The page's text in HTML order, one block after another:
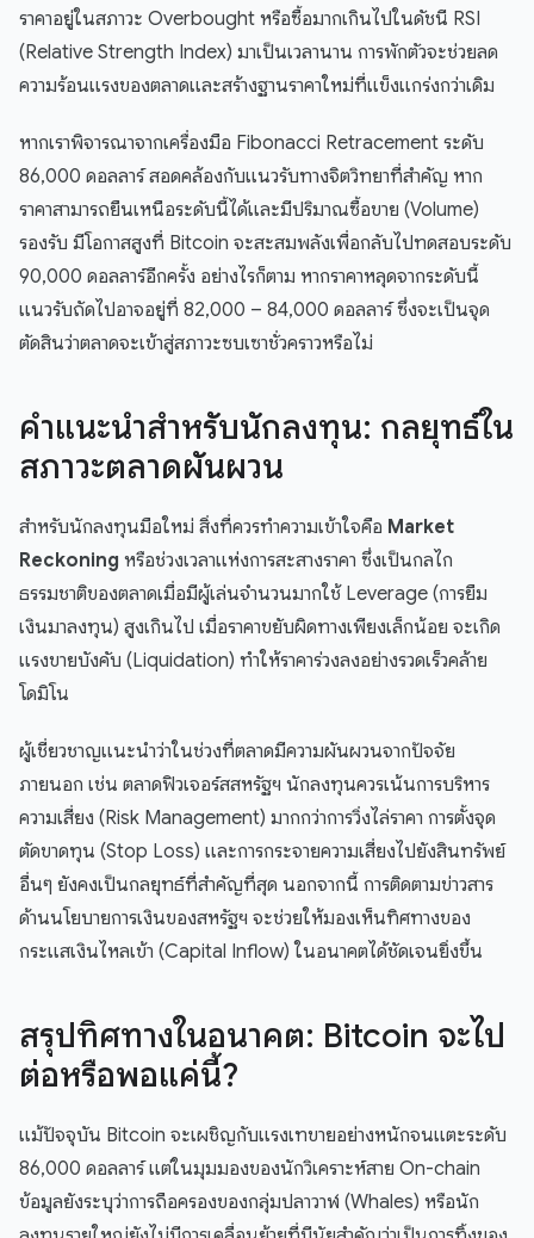
ราคาอยู่ในสภาวะ Overbought หรือซื้อมากเกินไปในดัชนี RSI
(Relative Strength Index) มาเป็นเวลานาน การพักตัวจะช่วยลด
ความร้อนแรงของตลาดและสร้างฐานราคาใหม่ที่แข็งแกร่งกว่าเดิม
หากเราพิจารณาจากเครื่องมือ Fibonacci Retracement ระดับ
86,000 ดอลลาร์ สอดคล้องกับแนวรับทางจิตวิทยาที่สำคัญ หาก
ราคาสามารถยืนเหนือระดับนี้ได้และมีปริมาณซื้อขาย (Volume)
รองรับ มีโอกาสสูงที่ Bitcoin จะสะสมพลังเพื่อกลับไปทดสอบระดับ
90,000 ดอลลาร์อีกครั้ง อย่างไรก็ตาม หากราคาหลุดจากระดับนี้
แนวรับถัดไปอาจอยู่ที่ 82,000 – 84,000 ดอลลาร์ ซึ่งจะเป็นจุด
ตัดสินว่าตลาดจะเข้าสู่สภาวะซบเซาชั่วคราวหรือไม่
คำแนะนำสำหรับนักลงทุน: กลยุทธ์ใน
สภาวะตลาดผันผวน
สำหรับนักลงทุนมือใหม่ สิ่งที่ควรทำความเข้าใจคือ Market
Reckoning หรือช่วงเวลาแห่งการสะสางราคา ซึ่งเป็นกลไก
ธรรมชาติของตลาดเมื่อมีผู้เล่นจำนวนมากใช้ Leverage (การยืม
เงินมาลงทุน) สูงเกินไป เมื่อราคาขยับผิดทางเพียงเล็กน้อย จะเกิด
แรงขายบังคับ (Liquidation) ทำให้ราคาร่วงลงอย่างรวดเร็วคล้าย
โดมิโน
ผู้เชี่ยวชาญแนะนำว่าในช่วงที่ตลาดมีความผันผวนจากปัจจัย
ภายนอก เช่น ตลาดฟิวเจอร์สสหรัฐฯ นักลงทุนควรเน้นการบริหาร
ความเสี่ยง (Risk Management) มากกว่าการวิ่งไล่ราคา การตั้งจุด
ตัดขาดทุน (Stop Loss) และการกระจายความเสี่ยงไปยังสินทรัพย์
อื่นๆ ยังคงเป็นกลยุทธ์ที่สำคัญที่สุด นอกจากนี้ การติดตามข่าวสาร
ด้านนโยบายการเงินของสหรัฐฯ จะช่วยให้มองเห็นทิศทางของ
กระแสเงินไหลเข้า (Capital Inflow) ในอนาคตได้ชัดเจนยิ่งขึ้น
สรุปทิศทางในอนาคต: Bitcoin จะไป
ต่อหรือพอแค่นี้?
แม้ปัจจุบัน Bitcoin จะเผชิญกับแรงเทขายอย่างหนักจนแตะระดับ
86,000 ดอลลาร์ แต่ในมุมมองของนักวิเคราะห์สาย On-chain
ข้อมูลยังระบุว่าการถือครองของกลุ่มปลาวาฬ (Whales) หรือนัก